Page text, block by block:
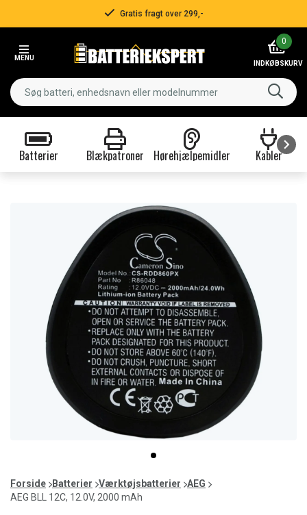
Gratis fragt over 299,-
MENU
0
INDKØBSKURV
Batterier Blækpatroner Hørehjælpemidler Kabler
item
0
of
1
Forside Batterier Værktøjsbatterier
AEG
AEG BLL 12C, 12.0V, 2000 mAh